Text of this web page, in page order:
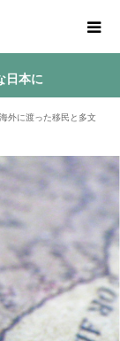
日本に
外に渡った移民と多文